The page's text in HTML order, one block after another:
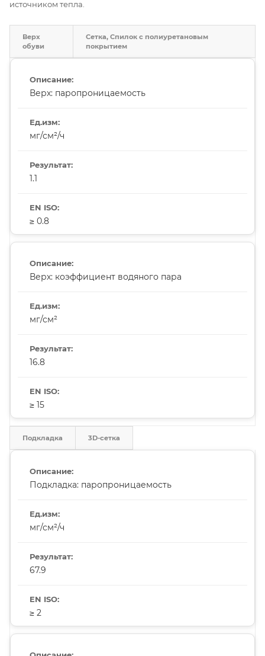
источником тепла.
Верх
обуви
Сетка, Спилок с полиуретановым
покрытием
Верх: паропроницаемость
мг/см²/ч
1.1
≥ 0.8
Верх: коэффициент водяного пара
мг/см²
16.8
≥ 15
Подкладка 3D-сетка
Подкладка: паропроницаемость
мг/см²/ч
67.9
≥ 2